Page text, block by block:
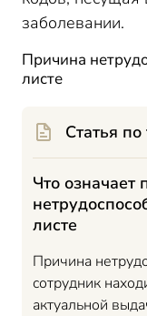
заболевании.
Причина
листе
Статья по
Что означает
листе
Причина
сотрудник
актуальной